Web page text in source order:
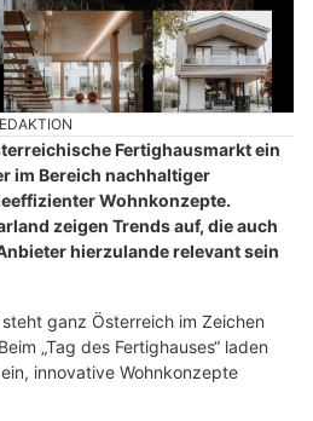
Fertighausmarkt ein
im Bereich nachhaltiger
Wohnkonzepte.
zeigen Trends auf, die auch
hierzulande relevant sein
ganz Österreich im Zeichen
„Tag des Fertighauses“ laden
innovative Wohnkonzepte